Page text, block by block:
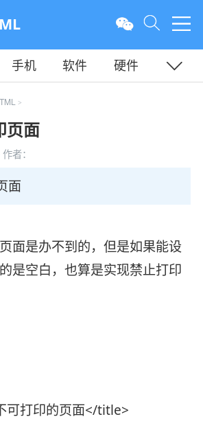
手机 软件
硬件
服务器
>
页面
作者：
面
面是办不到的，但是如果能设
是空白，也算是实现禁止打印
可打印的页面</title>